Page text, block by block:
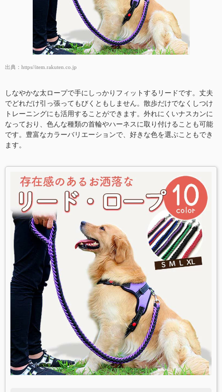
出典： https//item.rakuten.co.jp
しなやかな太ロープで手にしっかりフィットするリードです。丈夫
でどれだけ引っ張ってもびくともしません。散歩だけでなくしつけ
トレーニングにも活用することができます。外れにくいナスカンに
なっており、色んな種類の首輪やハーネスに取り付けることも可能
です。豊富なカラーバリエーションで、好きな色を選ぶこともでき
ます。